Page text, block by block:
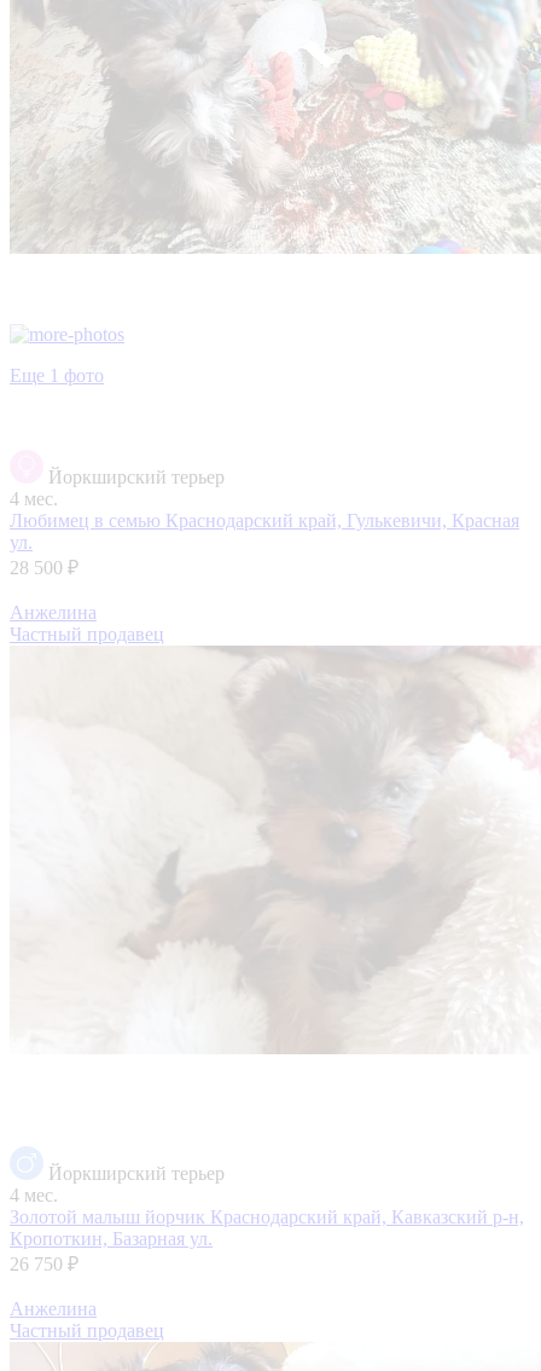
Еще 1 фото
Йоркширский терьер
4 мес.
Любимец в семью Краснодарский край, Гулькевичи, Красная
ул.
28 500 ₽
Анжелина
Частный продавец
Йоркширский терьер
4 мес.
Золотой малыш йорчик Краснодарский край, Кавказский р-н,
Кропоткин, Базарная ул.
26 750 ₽
Анжелина
Частный продавец